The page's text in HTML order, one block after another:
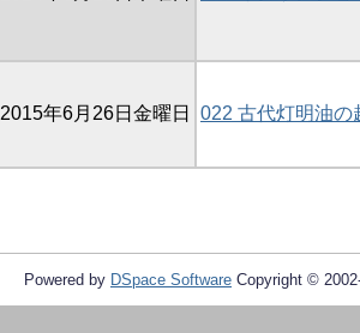
2015年6月26日金曜日 022 古代灯明油の
Powered by DSpace Software Copyright ©